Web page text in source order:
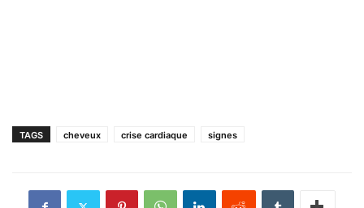
TAGS cheveux crise cardiaque signes